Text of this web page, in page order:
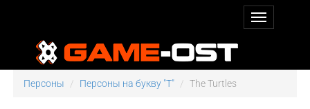
Персоны Персоны на букву "T" The Turtles